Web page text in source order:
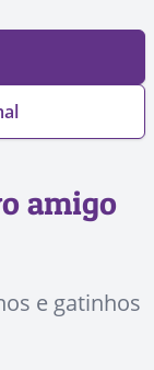
amigo
e gatinhos